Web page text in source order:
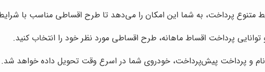
متنوع پرداخت، به شما این امکان را می‌دهد تا طرح اقساطی مناسب با
پرداخت اقساط ماهانه، طرح اقساطی مورد نظر خود را انتخاب کنید.
و پرداخت پیش‌پرداخت، خودروی شما در اسرع وقت تحویل داده خواهد شد.